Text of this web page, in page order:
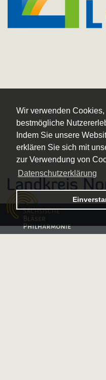
Wir verwenden
bestmögliche
Indem Sie unsere
erklären Sie sich mit
zur Verwendung von
Datenschutzerklärung
Logo – Sächsische